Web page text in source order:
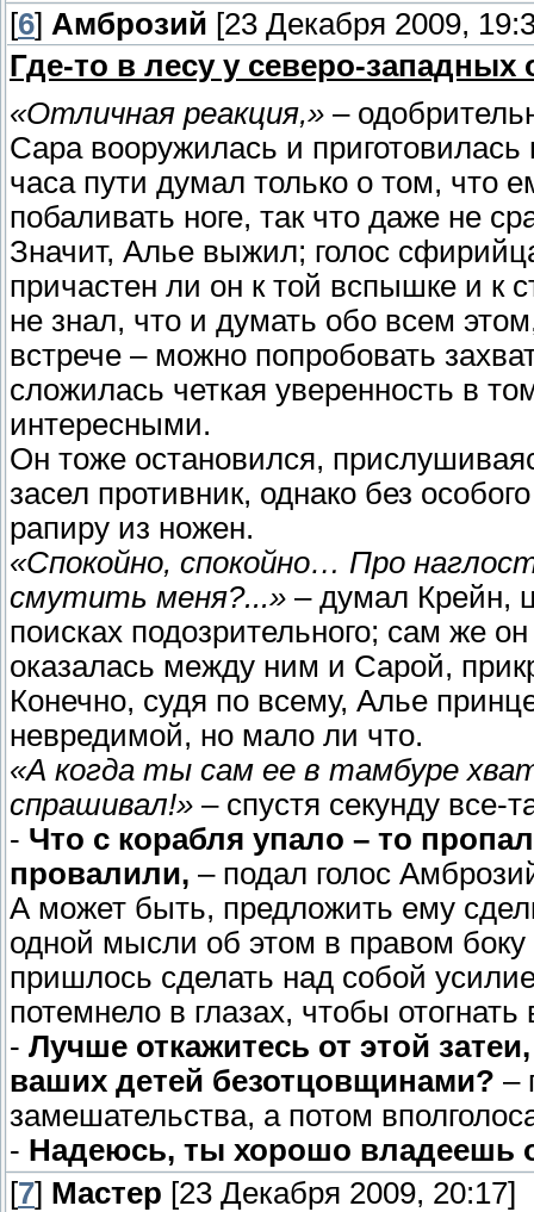
[6] Амброзий [23 Декабря 2009,
Где-то в лесу у северо-
«Отличная реакция,» –
Сара вооружилась и приготовилась
часа пути думал только о том, что
побаливать ноге, так что даже не
Значит, Алье выжил; голос
причастен ли он к той вспышке и к
не знал, что и думать обо всем
встрече – можно попробовать
сложилась четкая уверенность в
интересными.
Он тоже остановился,
засел противник, однако без
рапиру из ножен.
«Спокойно, спокойно… Про
смутить меня?...» – думал Крейн,
поисках подозрительного; сам же
оказалась между ним и Сарой,
Конечно, судя по всему, Алье
невредимой, но мало ли что.
«А когда ты сам ее в тамбуре
спрашивал!» – спустя секунду все-
- Что с корабля упало – то
провалили, – подал голос
А может быть, предложить ему
одной мысли об этом в правом боку
пришлось сделать над собой
потемнело в глазах, чтобы
- Лучше откажитесь от этой
ваших детей безотцовщинами? –
замешательства, а потом
- Надеюсь, ты хорошо владеешь
[7] Мастер [23 Декабря 2009, 20:17]